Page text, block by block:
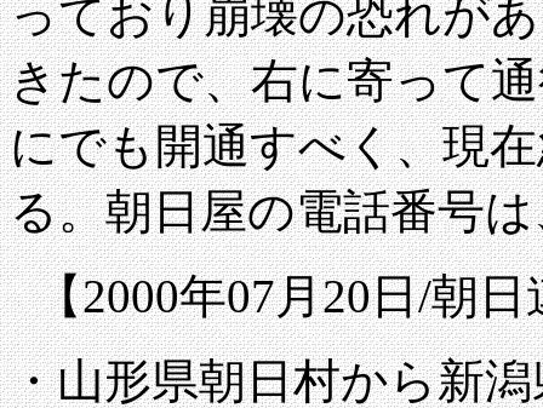
っており崩壊の恐れが
きたので、右に寄って
にでも開通すべく、現
る。朝日屋の電話番号は
【2000年07月20日/朝
・山形県朝日村から新